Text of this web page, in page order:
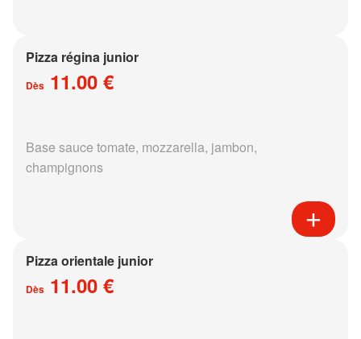
Pizza régina junior
Dès 11.00 €
Base sauce tomate, mozzarella, jambon,
champignons
Pizza orientale junior
Dès 11.00 €